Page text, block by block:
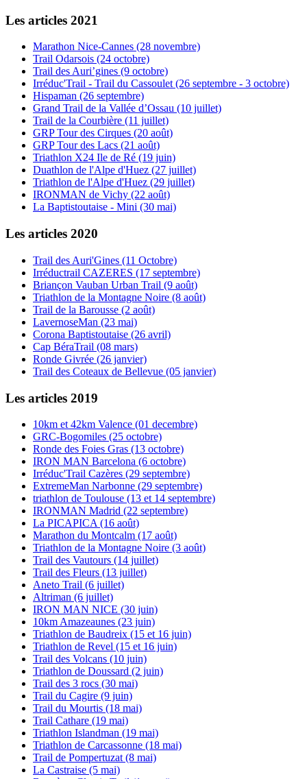
Les articles 2021
Marathon Nice-Cannes (28 novembre)
Trail Odarsois (24 octobre)
Trail des Auri’gines (9 octobre)
Irréduc'Trail - Trail du Cassoulet (26 septembre - 3 octobre)
Hispaman (26 septembre)
Grand Trail de la Vallée d’Ossau (10 juillet)
Trail de la Courbière (11 juillet)
GRP Tour des Cirques (20 août)
GRP Tour des Lacs (21 août)
Triathlon X24 Ile de Ré (19 juin)
Duathlon de l'Alpe d'Huez (27 juillet)
Triathlon de l'Alpe d'Huez (29 juillet)
IRONMAN de Vichy (22 août)
La Baptistoutaise - Mini (30 mai)
Les articles 2020
Trail des Auri'Gines (11 Octobre)
Irréductrail CAZERES (17 septembre)
Briançon Vauban Urban Trail (9 août)
Triathlon de la Montagne Noire (8 août)
Trail de la Barousse (2 août)
LavernoseMan (23 mai)
Corona Baptistoutaise (26 avril)
Cap BéraTrail (08 mars)
Ronde Givrée (26 janvier)
Trail des Coteaux de Bellevue (05 janvier)
Les articles 2019
10km et 42km Valence (01 decembre)
GRC-Bogomiles (25 octobre)
Ronde des Foies Gras (13 octobre)
IRON MAN Barcelona (6 octobre)
Irréduc'Trail Cazères (29 septembre)
ExtremeMan Narbonne (29 septembre)
triathlon de Toulouse (13 et 14 septembre)
IRONMAN Madrid (22 septembre)
La PICAPICA (16 août)
Marathon du Montcalm (17 août)
Triathlon de la Montagne Noire (3 août)
Trail des Vautours (14 juillet)
Trail des Fleurs (13 juillet)
Aneto Trail (6 juillet)
Altriman (6 juillet)
IRON MAN NICE (30 juin)
10km Amazeaunes (23 juin)
Triathlon de Baudreix (15 et 16 juin)
Triathlon de Revel (15 et 16 juin)
Trail des Volcans (10 juin)
Triathlon de Doussard (2 juin)
Trail des 3 rocs (30 mai)
Trail du Cagire (9 juin)
Trail du Mourtis (18 mai)
Trail Cathare (19 mai)
Triathlon Islandman (19 mai)
Triathlon de Carcassonne (18 mai)
Trail de Pompertuzat (8 mai)
La Castraise (5 mai)